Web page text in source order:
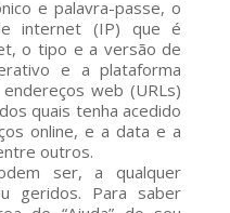
e palavra-passe, o
internet (IP) que é
o tipo e a versão de
e a plataforma
web (URLs)
quais tenha acedido
online, e a data e a
outros.
ser, a qualquer
geridos. Para saber